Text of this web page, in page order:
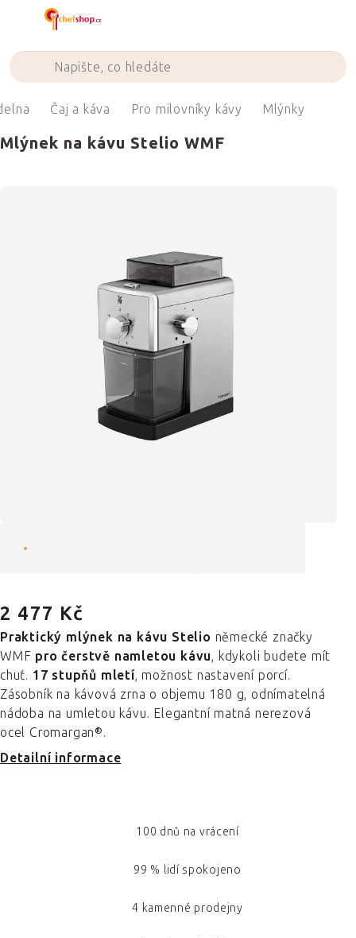
Čaj a káva Pro milovníky kávy Mlýnky
Mlýnek na kávu Stelio WMF
2 477 Kč
Praktický mlýnek na kávu Stelio německé značky
WMF pro čerstvě namletou kávu, kdykoli budete mít
chuť. 17 stupňů mletí, možnost nastavení porcí.
Zásobník na kávová zrna o objemu 180 g, odnímatelná
nádoba na umletou kávu. Elegantní matná nerezová
ocel Cromargan®.
Detailní informace
100 dnů na vrácení
99 % lidí spokojeno
4 kamenné prodejny